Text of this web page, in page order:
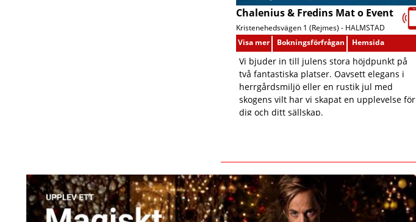
Chalenius & Fredins Mat o Event
Kristenehedsvägen 1 (Rejmes) - HALMSTAD
Visa mer
Bokningsförfrågan Hemsida
Vi bjuder in till julens stora höjdpunkt på
två fantastiska platser. Oavsett elegans i
herrgårdsmiljö eller en rustik jul med
skogens vilt har vi skapat en upplevelse för
dig och ditt sällskap.